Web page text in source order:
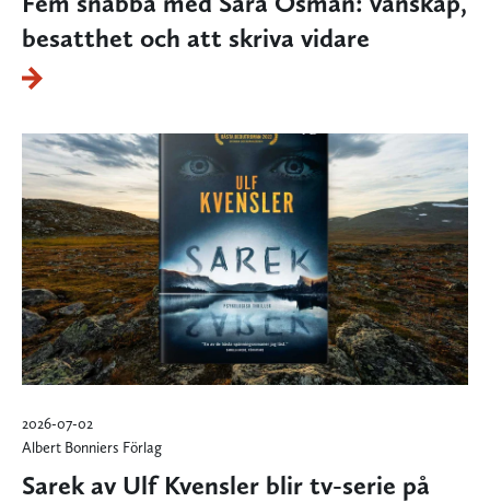
besatthet och att skriva vidare
2026-07-02
Albert Bonniers Förlag
Sarek av Ulf Kvensler blir tv-serie på